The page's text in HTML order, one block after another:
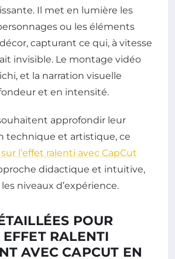
Il met en lumière les
ou les éléments
capturant ce qui, à vitesse
invisible. Le montage vidéo
et la narration visuelle
et en intensité.
approfondir leur
technique et artistique, ce
l’effet ralenti avec CapCut
didactique et intuitive,
niveaux d’expérience.
POUR
RALENTI
AVEC CAPCUT EN